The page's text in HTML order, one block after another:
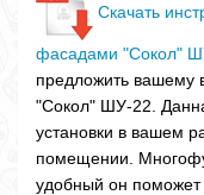
Скачать
фасадами "Сокол"
предложить вашему
"Сокол" ШУ-22.
установки в вашем
помещении.
удобный он поможет